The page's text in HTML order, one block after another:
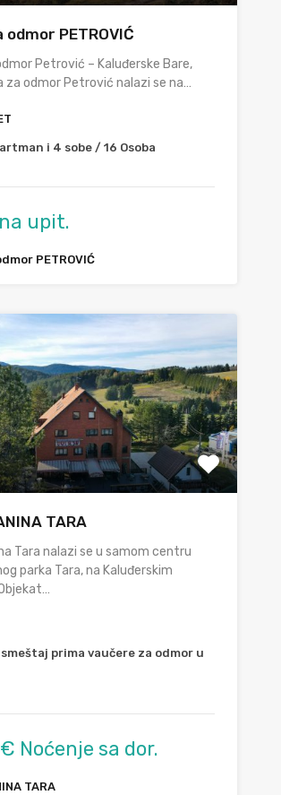
odmor PETROVIĆ
Petrović – Kaluđerske Bare,
za odmor Petrović nalazi se na…
i 4 sobe / 16 Osoba
upit.
PETROVIĆ
TARA
Tara nalazi se u samom centru
parka Tara, na Kaluđerskim
smeštaj prima vaučere za odmor u
Noćenje sa dor.
TARA